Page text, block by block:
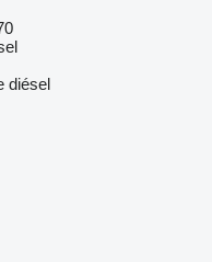
diésel